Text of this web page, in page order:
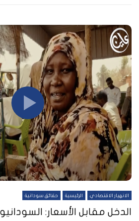
الانهيار الاقتصادي الرئيسية حقائق سودانية
الدخل مقابل الأسعار: